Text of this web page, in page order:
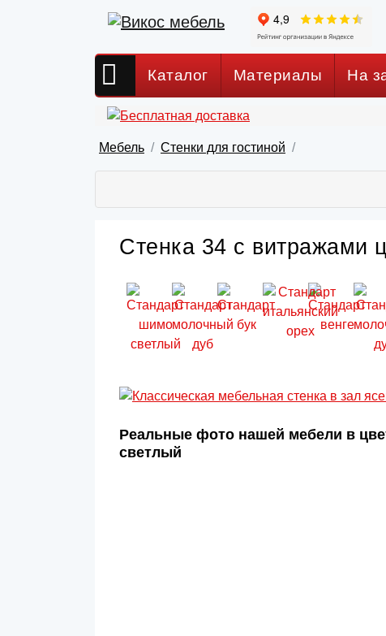
Каталог Материалы На
Мебель Стенки для гостиной
Стенка 34 с витражами
Реальные фото нашей мебели в
светлый